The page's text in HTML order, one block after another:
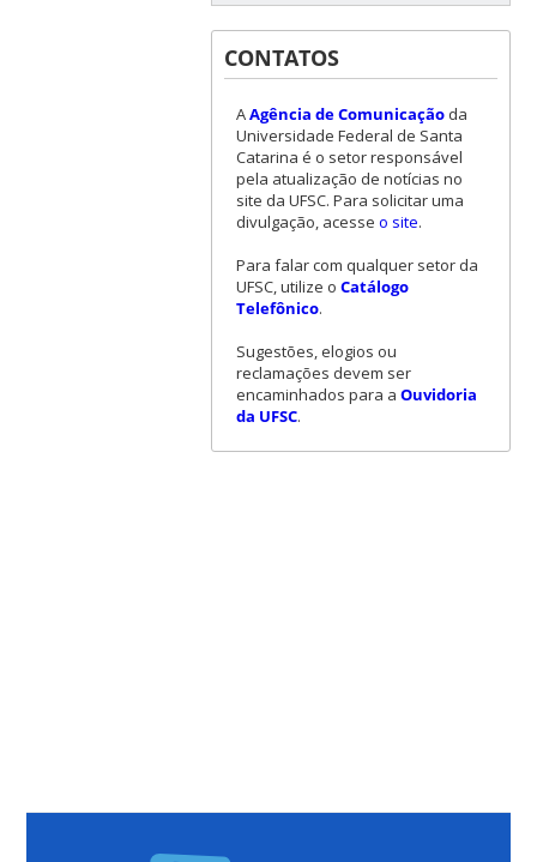
CONTATOS
AAgência de Comunicaçãoda
Universidade Federal de Santa
Catarina é o setor responsável
pela atualização de notícias no
site da UFSC. Para solicitar uma
divulgação, acesse o site.
Para falar com qualquer setor da
UFSC, utilize o Catálogo
Telefônico.
Sugestões, elogios ou
reclamações devem ser
encaminhados para a Ouvidoria
da UFSC.